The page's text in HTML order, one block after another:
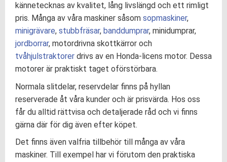
kännetecknas av kvalitet, lång livslängd och ett rimligt
pris. Många av våra maskiner såsom sopmaskiner,
minigrävare, stubbfräsar, banddumprar, minidumprar,
jordborrar, motordrivna skottkärror och
tvåhjulstraktorer drivs av en Honda-licens motor. Dessa
motorer är praktiskt taget oförstörbara.
Normala slitdelar, reservdelar finns på hyllan
reserverade åt våra kunder och är prisvärda. Hos oss
får du alltid rättvisa och detaljerade råd och vi finns
gärna där för dig även efter köpet.
Det finns även valfria tillbehör till många av våra
maskiner. Till exempel har vi förutom den praktiska